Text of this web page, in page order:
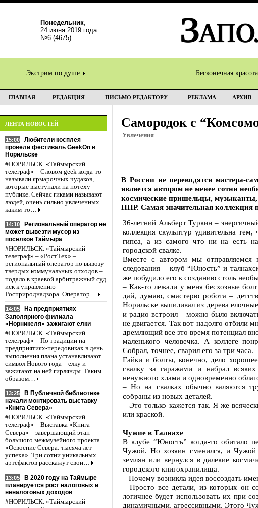
Понедельник,
24 июня 2019 года
№6 (4675)
Экстрим по душе Бесконечная
ГЛАВНАЯ РЕДАКЦИЯ ПИСЬМО РЕДАКТОРУ РЕКЛАМА АРХИВ
ЛЕНТА НОВОСТЕЙ
15:00
Любители косплея
провели фестиваль GeekOn в
Норильске
#НОРИЛЬСК. «Таймырский
телеграф» – Словом geek когда-то
называли ярмарочных чудаков,
которые выступали на потеху
публике. Сейчас гиками называют
людей, очень сильно увлеченных
каким-то…
14:10
Региональный оператор не
может вывезти мусор из
поселков Таймыра
#НОРИЛЬСК. «Таймырский
телеграф» – «РостТех» –
региональный оператор по вывозу
твердых коммунальных отходов –
подало в краевой арбитражный суд
иск к управлению
Росприроднадзора. Оператор…
14:05
На предприятиях
Заполярного филиала
«Норникеля» зажигают елки
#НОРИЛЬСК. «Таймырский
телеграф» – По традиции на
предприятиях-передовиках в день
выполнения плана устанавливают
символ Нового года – елку и
зажигают на ней гирлянды. Таким
образом…
13:25
В Публичной библиотеке
начали монтировать выставку
«Книга Севера»
#НОРИЛЬСК. «Таймырский
телеграф» – Выставка «Книга
Севера» – завершающий этап
большого межмузейного проекта
«Освоение Севера: тысяча лет
успеха». Три сотни уникальных
артефактов расскажут свои…
13:05
В 2020 году на Таймыре
планируется рост налоговых и
неналоговых доходов
#НОРИЛЬСК. «Таймырский
Самородок с
Увлечения
В России не переводятся мастера-
является автором не менее сотни
космические пришельцы,
НПР. Самая значительная коллекция
36-летний Альберт Туркин –
коллекция скульптур удивительна
гипса, а из самого что ни на есть
городской свалке.
Вместе с автором мы отправляемся
следования – клуб “Юность” и
же побудило его к созданию столь
– Как-то лежали у меня бесхозные
дай, думаю, смастерю робота –
Норильске выпиливал из дерева
и радио встроил – можно было
не двигается. Так вот надолго отбили
дремлющий все это время потенциал
маленького человечка. А коллеге
Собрал, точнее, сварил его за три часа.
Гайки и болты, конечно, дело
свалку за гаражами и набрал
ненужного хлама и одновременно
– Но на свалках обычно валяются
собраны из новых деталей.
– Это только кажется так. Я же
или краской.
Чужие в Талнахе
В клубе “Юность” когда-то обитало
Чужой. Но хозяин сменился, и Чужой
землян или вернулся в далекие
городского книгохранилища.
– Почему возникла идея воссоздать
– Просто все детали, из которых он
логичнее будет использовать их при
динамичными, агрессивными. Этого